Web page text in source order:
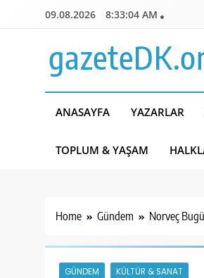
09.08.2026 8:33:06 AM
ANASAYFA YAZARLAR
TOPLUM & YAŞAM
Home Gündem Norveç
GÜNDEM KÜLTÜR & SANAT